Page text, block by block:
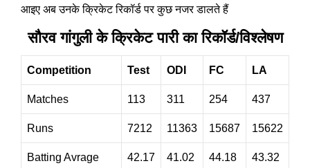
आइए अब उनके क्रिकेट रिकॉर्ड पर कुछ नजर डालते हैं
सौरव गांगुली के क्रिकेट पारी का रिकॉर्ड/विश्लेषण
Competition Test ODI FC LA
Matches 113 311 254 437
Runs 7212 11363 15687 15622
Batting Avrage 42.17 41.02 44.18 43.32